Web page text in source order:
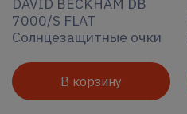
7000/S FLAT
Солнцезащитные очки
В корзину